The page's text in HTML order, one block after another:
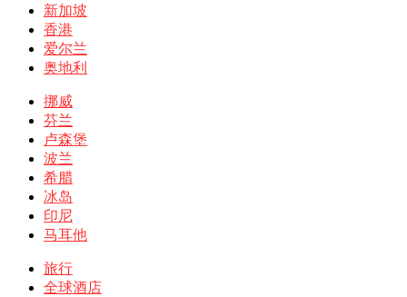
新加坡
香港
爱尔兰
奥地利
挪威
芬兰
卢森堡
波兰
希腊
冰岛
印尼
马耳他
旅行
全球酒店